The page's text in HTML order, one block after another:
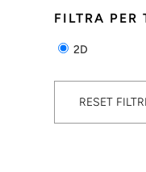
FILTRA PER
2D
RESET FILTRI